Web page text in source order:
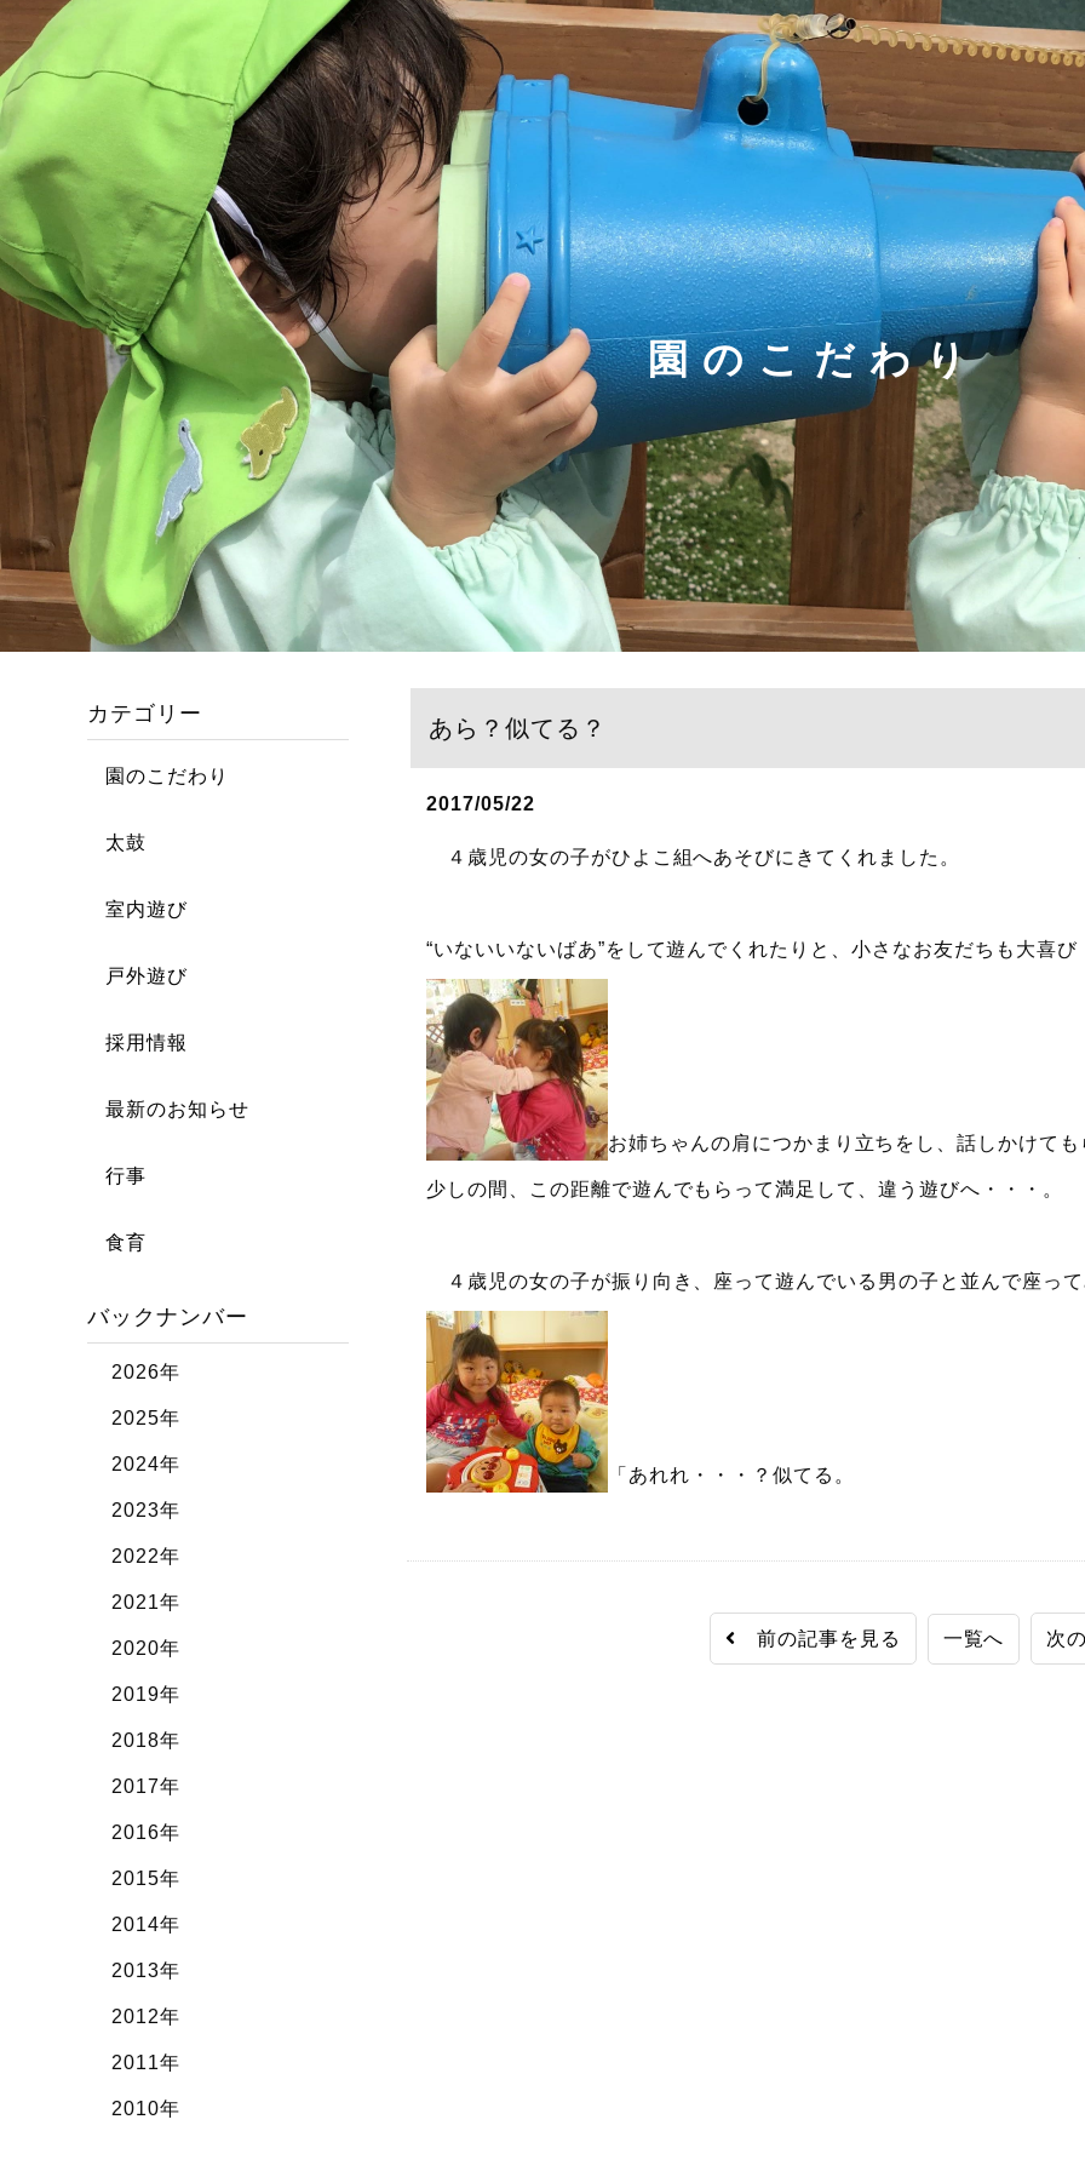
園のこだわり
あら？似てる？
2017/05/22
４歳児の女の子がひよこ組へあそびにきてくれました。
“いないいないばあ”をして遊んでくれたりと、小さなお友だちも大喜び
お姉ちゃんの肩につかまり立ちをし、話しかけて
少しの間、この距離で遊んでもらって満足して、違う遊びへ・・・。
４歳児の女の子が振り向き、座って遊んでいる男の子と並んで座っ
「あれれ・・・？似てる。
前の記事を見る 一覧へ 次
カテゴリー
園のこだわり
太鼓
室内遊び
戸外遊び
採用情報
最新のお知らせ
行事
食育
バックナンバー
2026年
2025年
2024年
2023年
2022年
2021年
2020年
2019年
2018年
2017年
2016年
2015年
2014年
2013年
2012年
2011年
2010年